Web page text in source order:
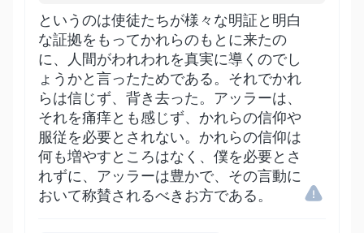
というのは使徒たちが様々な明証と明白
な証拠をもってかれらのもとに来たの
に、人間がわれわれを真実に導くのでし
ょうかと言ったためである。それでかれ
らは信じず、背き去った。アッラーは、
それを痛痒とも感じず、かれらの信仰や
服従を必要とされない。かれらの信仰は
何も増やすところはなく、僕を必要とさ
れずに、アッラーは豊かで、その言動に
おいて称賛されるべきお方である。